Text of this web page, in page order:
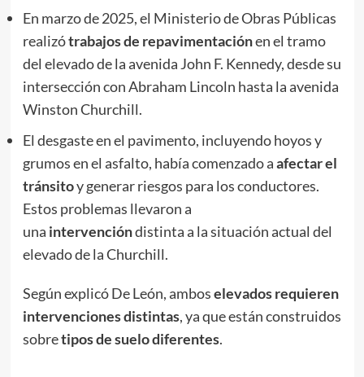
En marzo de 2025, el Ministerio de Obras Públicas
realizótrabajos de repavimentaciónen el tramo
del elevado de la avenida John F. Kennedy, desde su
intersección con Abraham Lincoln hasta la avenida
Winston Churchill.
El desgaste en el pavimento, incluyendo hoyos y
grumos en el asfalto, había comenzado aafectar el
tránsitoy generar riesgos para los conductores.
Estos problemas llevaron a
una intervencióndistinta a la situación actual del
elevado de la Churchill.
Según explicó De León, amboselevados requieren
intervenciones distintas, ya que están construidos
sobretipos de suelo diferentes.